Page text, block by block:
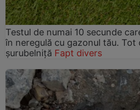
Testul de numai 10 secunde
în neregulă cu gazonul tău. Tot
șurubelniță Fapt divers